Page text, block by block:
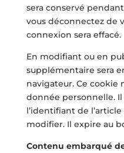
sera conservé
vous déconnectez de
connexion sera effacé.
En modifiant ou en
supplémentaire sera
navigateur. Ce cookie
donnée personnelle.
l’identifiant de
modifier. Il expire au
Contenu embarqué